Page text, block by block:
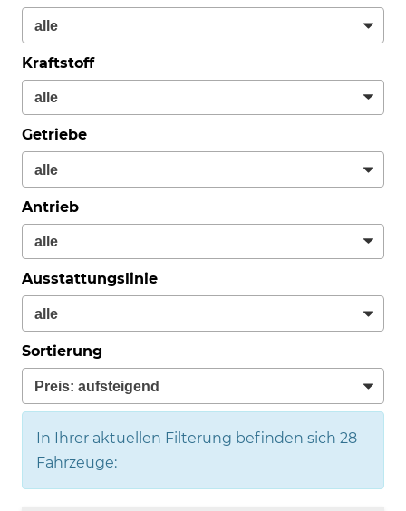
Kraftstoff
Getriebe
Antrieb
Ausstattungslinie
Sortierung
In Ihrer aktuellen Filterung befinden sich 28
Fahrzeuge: